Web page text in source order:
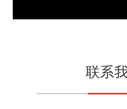
联系